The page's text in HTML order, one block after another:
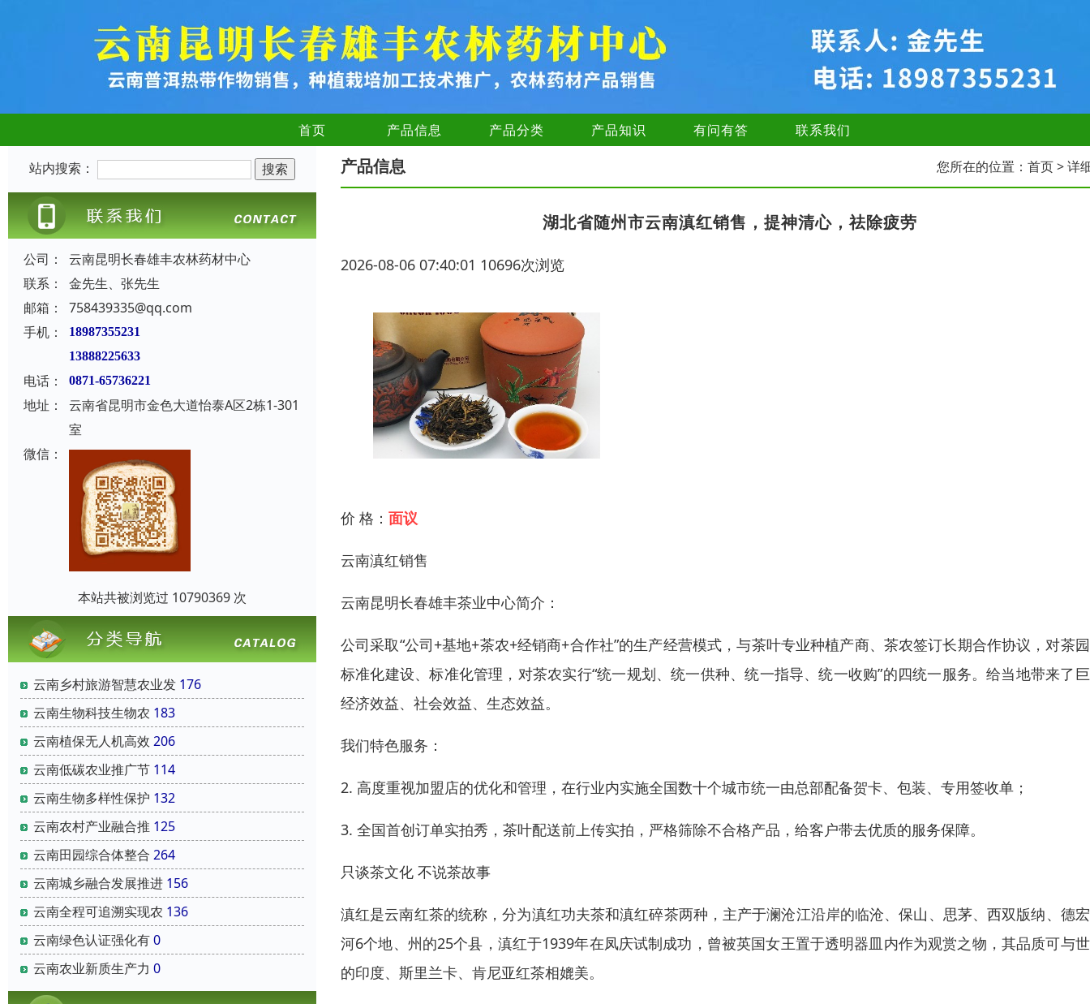
首页 产品信息 产品分类 产品知识 有问有答 联系我们
站内搜索：
公司：
云南昆明长春雄丰农林药材中心
联系：
金先生、张先生
邮箱：
758439335@qq.com
手机：
18987355231
13888225633
电话： 0871-65736221
地址：
云南省昆明市金色大道怡泰A区2栋1-301
室
微信：
本站共被浏览过 10790369 次
云南乡村旅游智慧农业发 176
云南‌生物科技‌生物农 183
云南‌植保无人机‌高效 206
云南‌低碳农业‌推广节 114
云南‌生物多样性保护‌ 132
云南‌农村产业融合‌推 125
云南‌田园综合体‌整合 264
云南‌城乡融合发展推进 156
云南‌全程可追溯实现农 136
云南‌绿色认证‌强化有0
云南‌农业新质生产力‌ 0
产品信息 您所在的位置： 首页> 详
湖北省随州市云南滇红销售，提神清心，祛除疲劳
2026-08-06 07:40:01 10696次浏览
价 格： 面议
云南滇红销售
云南昆明长春雄丰茶业中心简介：
公司采取“公司+基地+茶农+经销商+合作社”的生产经营模式，与茶叶专业种植产商、茶农签订长期合作协议，对茶
标准化建设、标准化管理，对茶农实行“统一规划、统一供种、统一指导、统一收购”的四统一服务。给当地带来了
经济效益、社会效益、生态效益。
我们特色服务：
2. 高度重视加盟店的优化和管理，在行业内实施全国数十个城市统一由总部配备贺卡、包装、专用签收单；
3. 全国首创订单实拍秀，茶叶配送前上传实拍，严格筛除不合格产品，给客户带去优质的服务保障。
只谈茶文化 不说茶故事
滇红是云南红茶的统称，分为滇红功夫茶和滇红碎茶两种，主产于澜沧江沿岸的临沧、保山、思茅、西双版纳、德
河6个地、州的25个县，滇红于1939年在凤庆试制成功，曾被英国女王置于透明器皿内作为观赏之物，其品质可与
的印度、斯里兰卡、肯尼亚红茶相媲美。